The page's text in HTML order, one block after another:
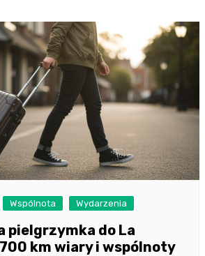
Wspólnota Wydarzenia
pielgrzymka do La
km wiary i wspólnoty